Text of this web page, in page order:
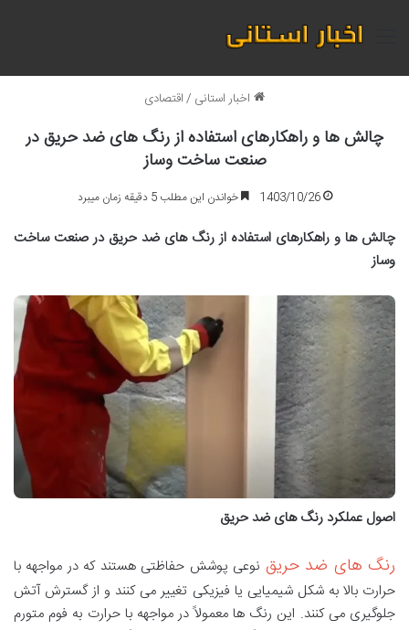
منو
اخبار استانی /اقتصادی
چالش ها و راهکارهای استفاده از رنگ های ضد حریق در
صنعت ساخت وساز
1403/10/26 خواندن این مطلب 5 دقیقه زمان میبرد
چالش ها و راهکارهای استفاده از رنگ های ضد حریق در صنعت ساخت
وساز
اصول عملکرد رنگ های ضد حریق
رنگ های ضد حریق نوعی پوشش حفاظتی هستند که در مواجهه با
حرارت بالا به شکل شیمیایی یا فیزیکی تغییر می کنند و از گسترش آتش
جلوگیری می کنند. این رنگ ها معمولاً در مواجهه با حرارت به فوم متورم